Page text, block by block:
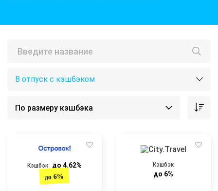
В отпуск с кэшбэком
Кэшбэк до 4.62%
до 6%
Кэшбэк
до 6%